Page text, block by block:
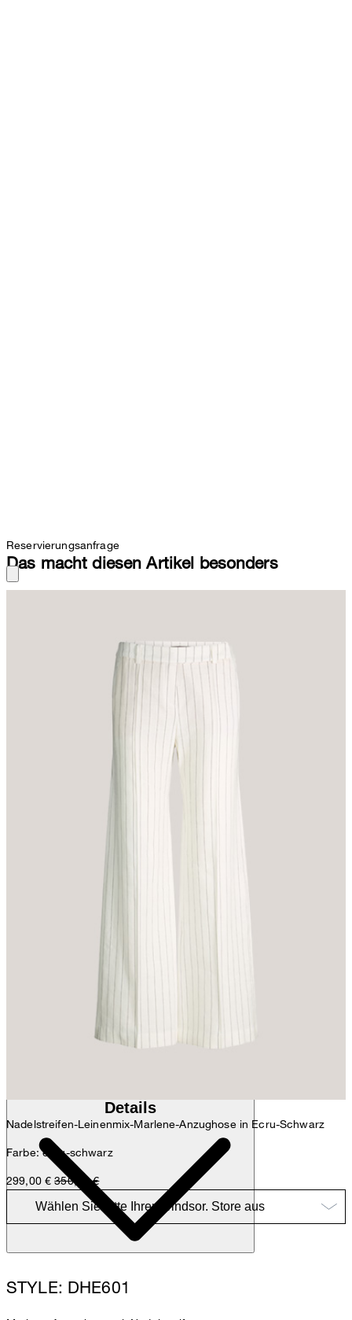
Reservierungsanfrage
Nadelstreifen-Leinenmix-Marlene-Anzughose in Ecru-Schwarz
Farbe: ecru-schwarz
299,00 € 350,00 €
Das macht diesen Artikel besonders
Bund mit verdecktem Verschluss, ergänzt durch Bügelfalten.
Seitliche Eingrifftaschen runden die Silhouette funktional ab. Das
Essential wirkt feminin zu Blusen und erhält ein formelles Finish in
Details
STYLE: DHE601